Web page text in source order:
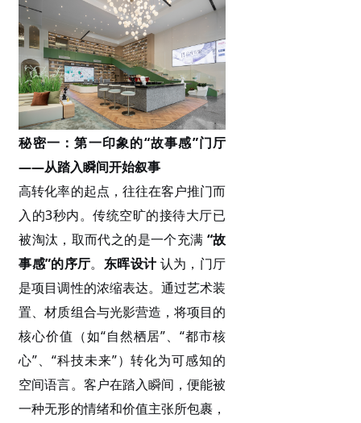
秘密一：第一印象的“故事感”门厅
——从踏入瞬间开始叙事
高转化率的起点，往往在客户推门而
入的3秒内。传统空旷的接待大厅已
被淘汰，取而代之的是一个充满 “故
事感”的序厅。 东晖设计 认为，门厅
是项目调性的浓缩表达。通过艺术装
置、材质组合与光影营造，将项目的
核心价值（如“自然栖居”、“都市核
心”、“科技未来”）转化为可感知的
空间语言。客户在踏入瞬间，便能被
一种无形的情绪和价值主张所包裹，